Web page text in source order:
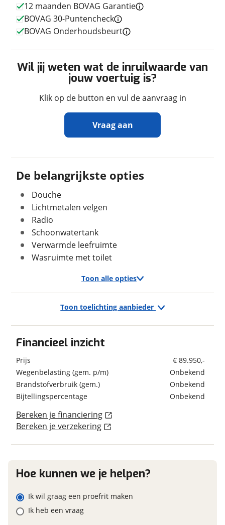
Afmetingen en gewicht
Massa ledig voertuig
2.855 kg
Maximaal toelaatbaar
gewicht
3.500 kg
Stahoogte
191 cm
Keukenindeling
Middenkeuken
Aantal slaapplaatsen
Bedindeling
Diesel
Voertuig heeft
schadeverleden
Voormalig verhuurvoertuig
Financieel
Garanties
Financieel inzicht
Prijs
€ 89.950,-
Wegenbelasting (gem. p/m)
Onbekend
Brandstofverbruik (gem.)
Onbekend
Bijtellingspercentage
Onbekend
Bereken je financiering
Bereken je verzekering
De belangrijkste opties
Douche
Lichtmetalen velgen
Radio
Schoonwatertank
Verwarmde leefruimte
Wasruimte met toilet
Toon alle opties
Exterieur/Interieur
Elektrische opstap
Hordeur
Keuken
Boiler
Koelkast
Vriesvak
ABS
Adaptive Cruise Control
Airbag(s)
Airconditioning
Toon toelichting aanbieder
12 maanden BOVAG Garantie
BOVAG 30-Puntencheck
BOVAG Onderhoudsbeurt
Wil jij weten wat de inruilwaarde van
jouw voertuig is?
Klik op de button en vul de aanvraag in
Vraag aan
Ontvang gratis jouw
inruilwaarde!
Scharphof Campers B.V.
met je op om jouw inruilwaarde te bepalen.
Jouw kampeervoertuig
Kies je voertuig:
Camper
Schatting kilometerstand
Eventuele bijzonderheden (optioneel)
Klik hier om foto's te uploaden
(optioneel)
Jouw contactgegevens
Hoe kunnen we je helpen?
Ik wil graag een proefrit maken
Ik heb een vraag